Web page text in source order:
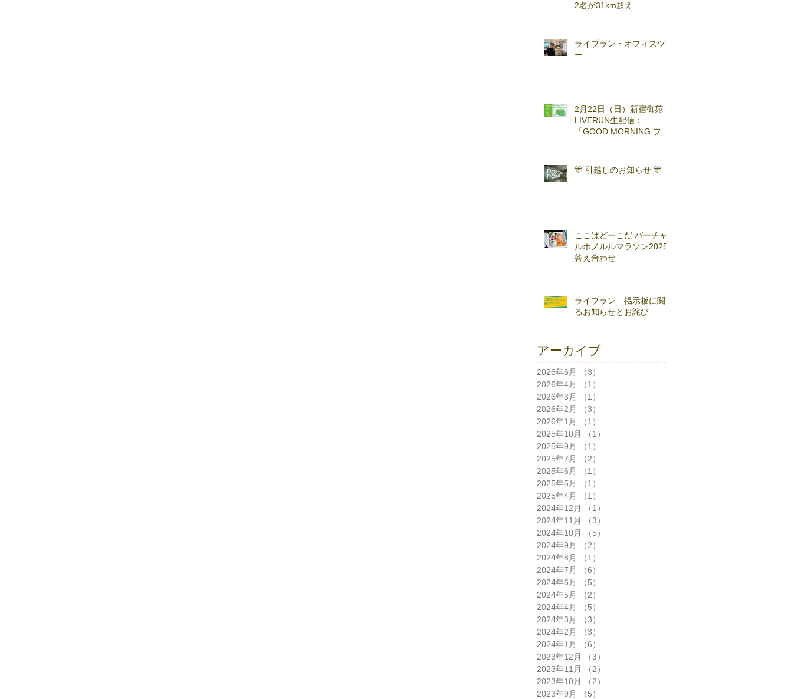
2名が31km超え
ライブラン・オフィスツア
ー
2月22日（日）新宿御苑
LIVERUN生配信：
「GOOD MORNING ファ
🎊 引越しのお知らせ 🎊
ここはどーこだ バーチャ
ルホノルルマラソン2025
答え合わせ
ライブラン 掲示板に関す
るお知らせとお詫び
アーカイブ
2026年6月 （3）
2026年4月
（1）
2026年3月
（1）
2026年2月
（3）
2026年1月
（1）
2025年10月
（1）
2025年9月
（1）
2025年7月
（2）
2025年6月
（1）
2025年5月
（1）
2025年4月
（1）
2024年12月
（1）
2024年11月
（3）
2024年10月
（5）
2024年9月
（2）
2024年8月
（1）
2024年7月
（6）
2024年6月
（5）
2024年5月
（2）
2024年4月
（5）
2024年3月
（3）
2024年2月
（3）
2024年1月
（6）
2023年12月
（3）
2023年11月
（2）
2023年10月
（2）
2023年9月
（5）